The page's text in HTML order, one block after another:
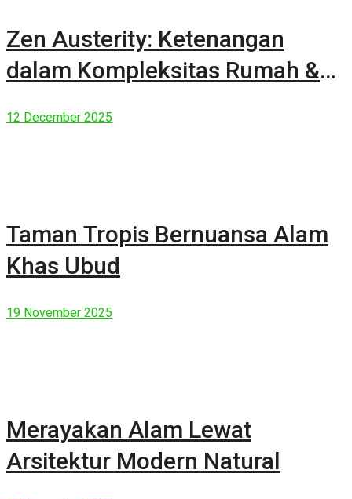
Zen Austerity: Ketenangan
dalam Kompleksitas Rumah &
12 December 2025
Taman Tropis Bernuansa Alam
Khas Ubud
19 November 2025
Merayakan Alam Lewat
Arsitektur Modern Natural